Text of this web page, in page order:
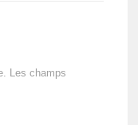
Les champs